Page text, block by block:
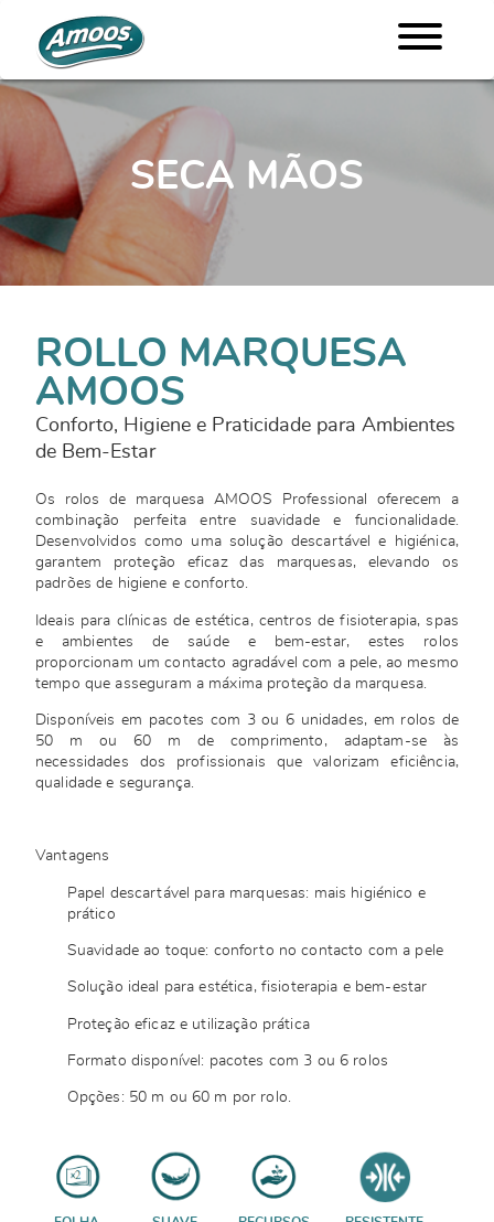
SECA MÃOS
ROLLO MARQUESA
AMOOS
Conforto, Higiene e Praticidade para Ambientes
de Bem-Estar
Os rolos de marquesa AMOOS Professional oferecem a
combinação perfeita entre suavidade e funcionalidade.
Desenvolvidos como uma solução descartável e higiénica,
garantem proteção eficaz das marquesas, elevando os
padrões de higiene e conforto.
Ideais para clínicas de estética, centros de fisioterapia, spas
e ambientes de saúde e bem-estar, estes rolos
proporcionam um contacto agradável com a pele, ao mesmo
tempo que asseguram a máxima proteção da marquesa.
Disponíveis em pacotes com 3 ou 6 unidades, em rolos de
50 m ou 60 m de comprimento, adaptam-se às
necessidades dos profissionais que valorizam eficiência,
qualidade e segurança.
Vantagens
Papel descartável para marquesas: mais higiénico e
prático
Suavidade ao toque: conforto no contacto com a pele
Solução ideal para estética, fisioterapia e bem-estar
Proteção eficaz e utilização prática
Formato disponível: pacotes com 3 ou 6 rolos
Opções: 50 m ou 60 m por rolo.